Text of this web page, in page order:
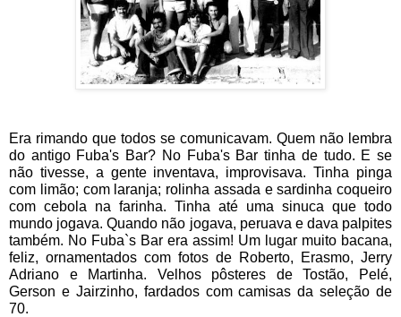
Era rimando que todos se comunicavam. Quem não lembra
do antigo Fuba's Bar? No Fuba's Bar tinha de tudo. E se
não tivesse, a gente inventava, improvisava. Tinha pinga
com limão; com laranja; rolinha assada e sardinha coqueiro
com cebola na farinha. Tinha até uma sinuca que todo
mundo jogava. Quando não jogava, peruava e dava palpites
também. No Fuba`s Bar era assim! Um lugar muito bacana,
feliz, ornamentados com fotos de Roberto, Erasmo, Jerry
Adriano e Martinha. Velhos pôsteres de Tostão, Pelé,
Gerson e Jairzinho, fardados com camisas da seleção de
70.